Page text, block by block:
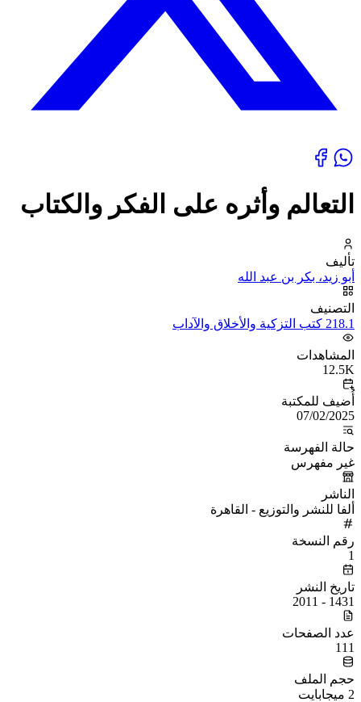
التعالم وأثره على الفكر والكتاب
تأليف
أبو زيد، بكر بن عبد الله
التصنيف
218.1 كتب التزكية والأخلاق والآداب
المشاهدات
12.5K
أُضيف للمكتبة
07/02/2025
حالة الفهرسة
غير مفهرس
الناشر
ألفا للنشر والتوزيع - القاهرة
رقم النسخة
1
تاريخ النشر
1431 - 2011
عدد الصفحات
111
حجم الملف
2 ميجابايت